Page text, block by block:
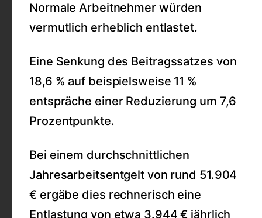
Normale Arbeitnehmer würden
vermutlich erheblich entlastet.
Eine Senkung des Beitragssatzes von
18,6 % auf beispielsweise 11 %
entspräche einer Reduzierung um 7,6
Prozentpunkte.
Bei einem durchschnittlichen
Jahresarbeitsentgelt von rund 51.904
€ ergäbe dies rechnerisch eine
Entlastung von etwa 3.944 € jährlich